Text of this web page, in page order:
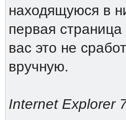
находящуюся в
первая
вас это не
вручную.
Internet Explorer